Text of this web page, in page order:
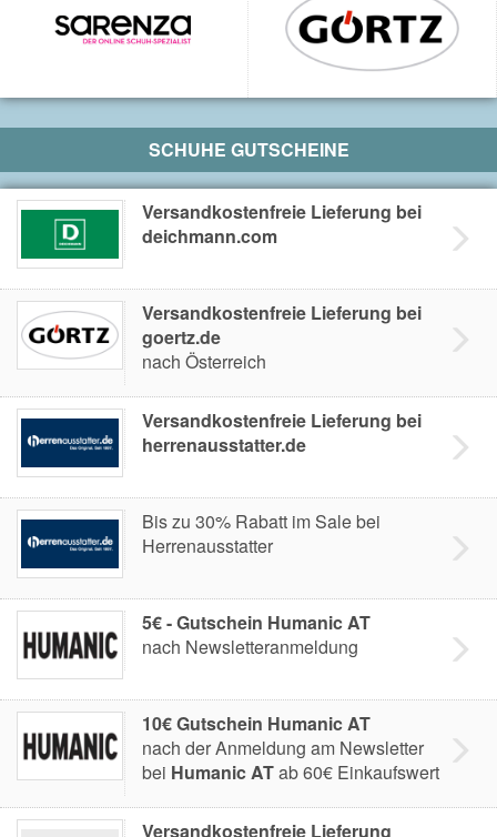
SCHUHE GUTSCHEINE
Versandkostenfreie Lieferung bei
deichmann.com
Versandkostenfreie Lieferung bei
goertz.de
nach Österreich
Versandkostenfreie Lieferung bei
herrenausstatter.de
Bis zu 30% Rabatt im Sale bei
Herrenausstatter
5€ - Gutschein Humanic AT
nach Newsletteranmeldung
10€ Gutschein Humanic AT
nach der Anmeldung am Newsletter
bei Humanic ATab 60€ Einkaufswert
Versandkostenfreie Lieferung